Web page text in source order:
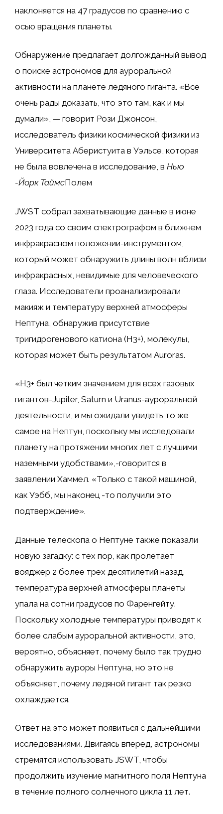
наклоняется на 47 градусов по сравнению с
осью вращения планеты.
Обнаружение предлагает долгожданный вывод
о поиске астрономов для ауроральной
активности на планете ледяного гиганта. «Все
очень рады доказать, что это там, как и мы
думали», — говорит Рози Джонсон,
исследователь физики космической физики из
Университета Аберистуита в Уэльсе, которая
не была вовлечена в исследование, в Нью
-Йорк ТаймсПолем
JWST собрал захватывающие данные в июне
2023 года со своим спектрографом в ближнем
инфракрасном положении-инструментом,
который может обнаружить длины волн вблизи
инфракрасных, невидимые для человеческого
глаза. Исследователи проанализировали
макияж и температуру верхней атмосферы
Нептуна, обнаружив присутствие
тригидрогенового катиона (H3+), молекулы,
которая может быть результатом Auroras.
«H3+ был четким значением для всех газовых
гигантов-Jupiter, Saturn и Uranus-ауроральной
деятельности, и мы ожидали увидеть то же
самое на Нептун, поскольку мы исследовали
планету на протяжении многих лет с лучшими
наземными удобствами»,-говорится в
заявлении Хаммел. «Только с такой машиной,
как Уэбб, мы наконец -то получили это
подтверждение».
Данные телескопа о Нептуне также показали
новую загадку: с тех пор, как пролетает
вояджер 2 более трех десятилетий назад,
температура верхней атмосферы планеты
упала на сотни градусов по Фаренгейту.
Поскольку холодные температуры приводят к
более слабым ауроральной активности, это,
вероятно, объясняет, почему было так трудно
обнаружить ауроры Нептуна, но это не
объясняет, почему ледяной гигант так резко
охлаждается.
Ответ на это может появиться с дальнейшими
исследованиями. Двигаясь вперед, астрономы
стремятся использовать JSWT, чтобы
продолжить изучение магнитного поля Нептуна
в течение полного солнечного цикла 11 лет.